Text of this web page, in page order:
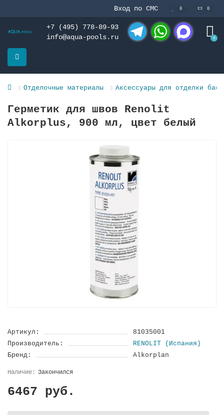
Вход по СМС 0 0
+7 (495) 778-89-93
info@aqua-pools.ru
0
Отделочные материалы Аксессуары для отделки
Герметик для швов Renolit
Alkorplus, 900 мл, цвет белый
Артикул:
81035001
Производитель:
RENOLIT (Испания)
Бренд:
Alkorplan
Закончился
6467 руб.